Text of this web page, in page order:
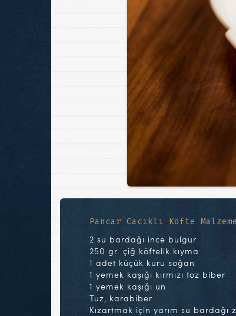
Pancar Cacıklı Köfte
2 su bardağı ince bulgur
250 gr. çiğ köftelik kıyma
1 adet küçük kuru soğan
1 yemek kaşığı kırmızı toz biber
1 yemek kaşığı un
Tuz, karabiber
Kızartmak için yarım su bardağı